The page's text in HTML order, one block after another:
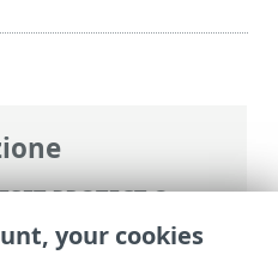
PROTECT On-
PROTECT On-
PROTECT
your cookies